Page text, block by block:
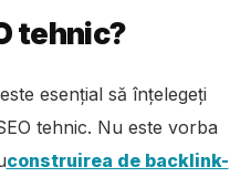
tehnic?
esențial să înțelegeți
tehnic. Nu este vorba
construirea de backlink-